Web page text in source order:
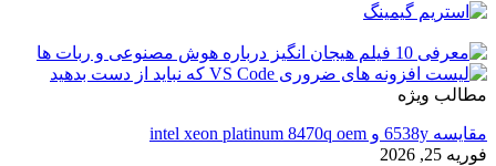
مطالب ویژه
مقایسه 6538y و intel xeon platinum 8470q oem
فوریه 25, 2026